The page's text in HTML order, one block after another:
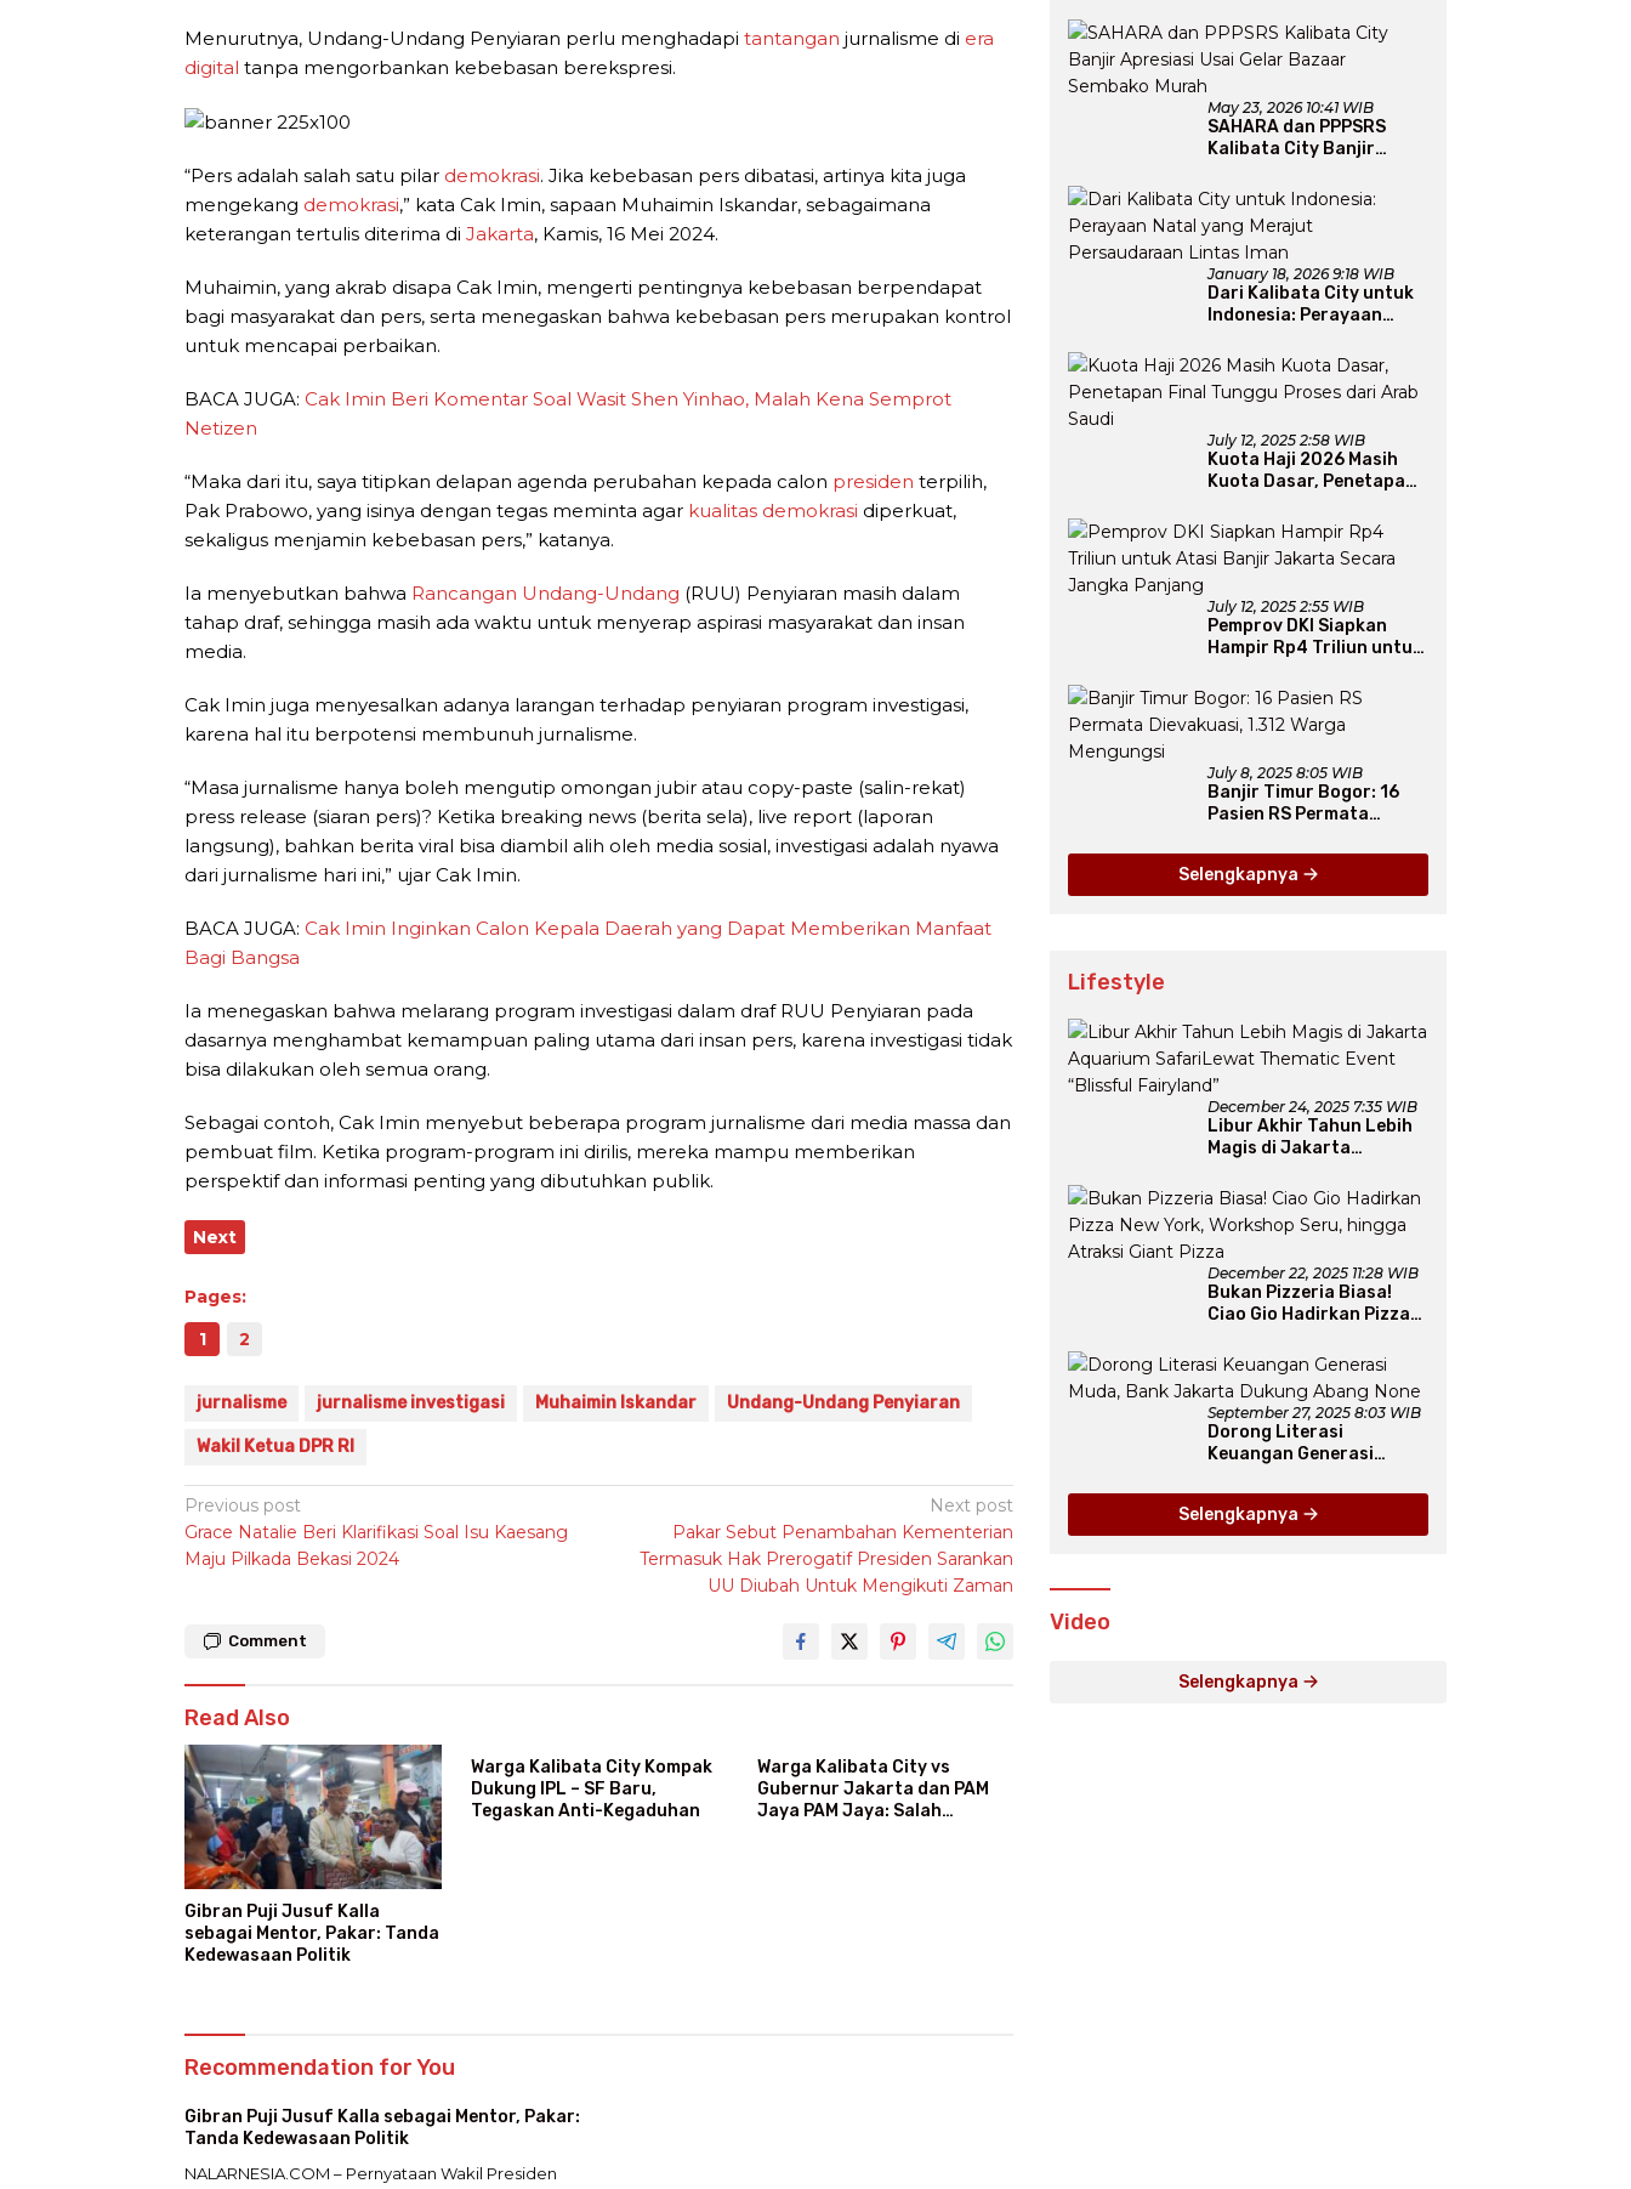
Menurutnya, Undang-Undang Penyiaran perlu menghadapi tantangan jurnalisme di era
digital tanpa mengorbankan kebebasan berekspresi.
“Pers adalah salah satu pilar demokrasi. Jika kebebasan pers dibatasi, artinya kita juga
mengekang demokrasi,” kata Cak Imin, sapaan Muhaimin Iskandar, sebagaimana
keterangan tertulis diterima di Jakarta, Kamis, 16 Mei 2024.
Muhaimin, yang akrab disapa Cak Imin, mengerti pentingnya kebebasan berpendapat
bagi masyarakat dan pers, serta menegaskan bahwa kebebasan pers merupakan kontrol
untuk mencapai perbaikan.
BACA JUGA: Cak Imin Beri Komentar Soal Wasit Shen Yinhao, Malah Kena Semprot
Netizen
“Maka dari itu, saya titipkan delapan agenda perubahan kepada calon presiden terpilih,
Pak Prabowo, yang isinya dengan tegas meminta agar kualitas demokrasi diperkuat,
sekaligus menjamin kebebasan pers,” katanya.
Ia menyebutkan bahwa Rancangan Undang-Undang (RUU) Penyiaran masih dalam
tahap draf, sehingga masih ada waktu untuk menyerap aspirasi masyarakat dan insan
media.
Cak Imin juga menyesalkan adanya larangan terhadap penyiaran program investigasi,
karena hal itu berpotensi membunuh jurnalisme.
“Masa jurnalisme hanya boleh mengutip omongan jubir atau copy-paste (salin-rekat)
press release (siaran pers)? Ketika breaking news (berita sela), live report (laporan
langsung), bahkan berita viral bisa diambil alih oleh media sosial, investigasi adalah nyawa
dari jurnalisme hari ini,” ujar Cak Imin.
BACA JUGA: Cak Imin Inginkan Calon Kepala Daerah yang Dapat Memberikan Manfaat
Bagi Bangsa
Ia menegaskan bahwa melarang program investigasi dalam draf RUU Penyiaran pada
dasarnya menghambat kemampuan paling utama dari insan pers, karena investigasi tidak
bisa dilakukan oleh semua orang.
Sebagai contoh, Cak Imin menyebut beberapa program jurnalisme dari media massa dan
pembuat film. Ketika program-program ini dirilis, mereka mampu memberikan
perspektif dan informasi penting yang dibutuhkan publik.
Next
Pages:
1
2
jurnalisme jurnalisme investigasi Muhaimin Iskandar Undang-Undang Penyiaran
Wakil Ketua DPR RI
Post
navigation
Previous post
Grace Natalie Beri Klarifikasi Soal Isu Kaesang
Maju Pilkada Bekasi 2024
Next post
Pakar Sebut Penambahan Kementerian
Termasuk Hak Prerogatif Presiden Sarankan
UU Diubah Untuk Mengikuti Zaman
Comment
Read Also
Gibran Puji Jusuf Kalla
sebagai Mentor, Pakar: Tanda
Kedewasaan Politik
Warga Kalibata City Kompak
Dukung IPL – SF Baru,
Tegaskan Anti-Kegaduhan
Warga Kalibata City vs
Gubernur Jakarta dan PAM
Jaya PAM Jaya: Salah
Recommendation for You
Gibran Puji Jusuf Kalla sebagai Mentor, Pakar:
Tanda Kedewasaan Politik
NALARNESIA.COM – Pernyataan Wakil Presiden
Perluas Program Dakwah
May 23, 2026 10:41 WIB
SAHARA dan PPPSRS
Kalibata City Banjir
Bazaar Sembako Murah
January 18, 2026 9:18 WIB
Dari Kalibata City untuk
Indonesia: Perayaan
Persaudaraan Lintas
Iman
July 12, 2025 2:58 WIB
Kuota Haji 2026 Masih
Kuota Dasar, Penetapan
Arab Saudi
July 12, 2025 2:55 WIB
Pemprov DKI Siapkan
Hampir Rp4 Triliun untuk
Secara Jangka Panjang
July 8, 2025 8:05 WIB
Banjir Timur Bogor: 16
Pasien RS Permata
Mengungsi
Selengkapnya
Lifestyle
December 24, 2025 7:35 WIB
Libur Akhir Tahun Lebih
Magis di Jakarta
Thematic Event “Blissful
Fairyland”
December 22, 2025 11:28 WIB
Bukan Pizzeria Biasa!
Ciao Gio Hadirkan Pizza
Seru, hingga Atraksi
Giant Pizza
September 27, 2025 8:03 WIB
Dorong Literasi
Keuangan Generasi
Dukung Abang None
Selengkapnya
Video
Selengkapnya